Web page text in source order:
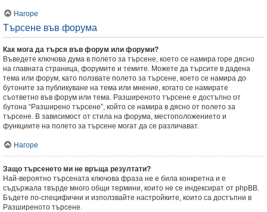
Нагоре
Търсене във форума
Как мога да търся във форум или форуми?
Въведете ключова дума в полето за търсене, което се намира горе дясно
на главната страница, форумите и темите. Можете да търсите в дадена
тема или форум, като ползвате полето за търсене, което се намира до
бутоните за публикуване на тема или мнение, когато се намирате
съответно във форум или тема. Разширеното търсене е достъпно от
бутона “Разширено търсене”, който се намира в дясно от полето за
търсене. В зависимост от стила на форума, местоположението и
функциите на полето за търсене могат да се различават.
Нагоре
Защо търсенето ми не връща резултати?
Най-вероятно търсената ключова фраза не е била конкретна и е
съдържала твърде много общи термини, които не се индексират от phpBB.
Бъдете по-специфични и използвайте настройките, които са достъпни в
Разширеното търсене.